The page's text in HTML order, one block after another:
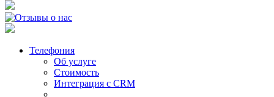
Телефония
Об услуге
Стоимость
Интеграция с CRM